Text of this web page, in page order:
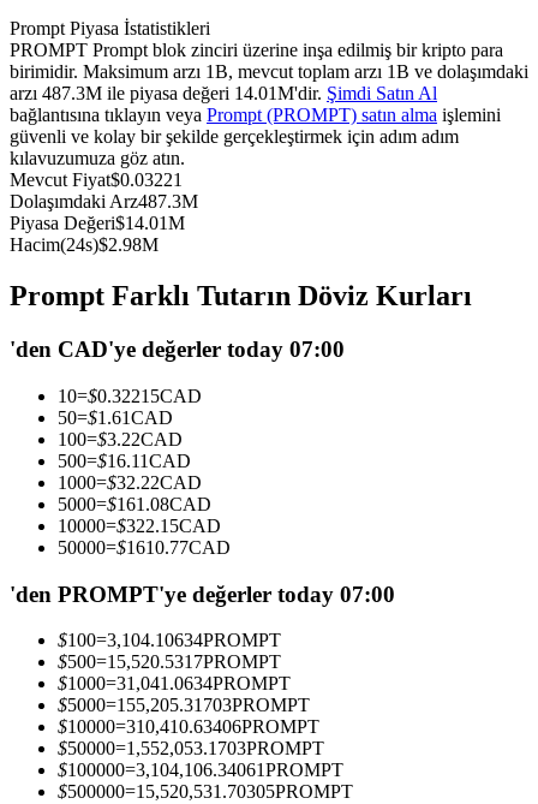
Kopya Ticaret
En iyi traderlarla güçlerinizi birleştirin
Kopya Tüccarı Olun
Kâr paylaşımı ve kopya ticaret komisyonlarının tadını çıkarın
Prompt Piyasa İstatistikleri
PROMPT Prompt blok zinciri üzerine inşa edilmiş bir kripto para
birimidir. Maksimum arzı 1B, mevcut toplam arzı 1B ve dolaşımdaki
arzı 487.3M ile piyasa değeri 14.01M'dir. Şimdi Satın Al
bağlantısına tıklayın veya Prompt (PROMPT) satın alma işlemini
güvenli ve kolay bir şekilde gerçekleştirmek için adım adım
kılavuzumuza göz atın.
Mevcut Fiyat$0.03221
Dolaşımdaki Arz487.3M
Piyasa Değeri$14.01M
Hacim(24s)$2.98M
Prompt Farklı Tutarın Döviz Kurları
'den CAD'ye değerler today 07:00
10=$0.32215CAD
50=$1.61CAD
100=$3.22CAD
500=$16.11CAD
1000=$32.22CAD
5000=$161.08CAD
10000=$322.15CAD
50000=$1610.77CAD
'den PROMPT'ye değerler today 07:00
$100=3,104.10634PROMPT
$500=15,520.5317PROMPT
$1000=31,041.0634PROMPT
$5000=155,205.31703PROMPT
$10000=310,410.63406PROMPT
$50000=1,552,053.1703PROMPT
$100000=3,104,106.34061PROMPT
$500000=15,520,531.70305PROMPT